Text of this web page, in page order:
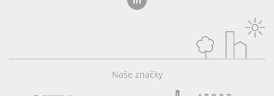
Naše značky